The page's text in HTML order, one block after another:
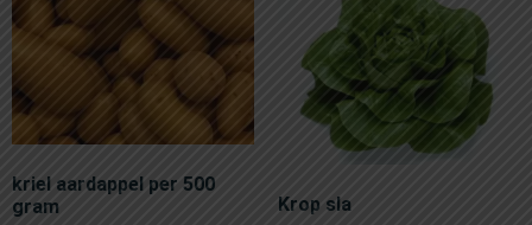
kriel aardappel per 500
gram
Krop sla